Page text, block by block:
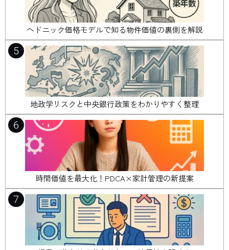
ヘドニック価格モデルで知る物件価値の裏側を解説
5
地政学リスクと中央銀行政策をわかりやすく整理
6
時間価値を最大化！PDCA×家計管理の新提案
7